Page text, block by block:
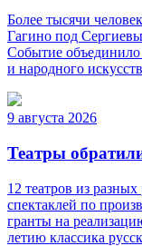
Более тысячи
Гагино под
Событие объединило
и народного
9 августа 2026
Театры
12 театров из
спектаклей по
гранты на
летию классика